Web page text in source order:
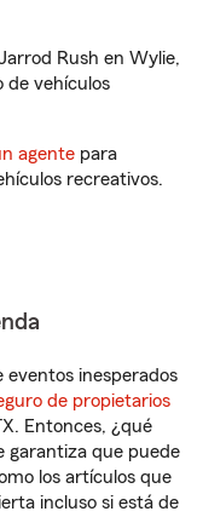
Rush en Wylie,
de vehículos
agente para
recreativos.
eventos inesperados
de propietarios
Entonces, ¿qué
garantiza que puede
los artículos que
incluso si está de